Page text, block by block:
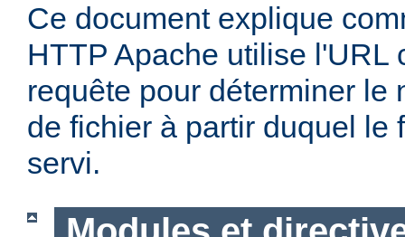
Ce document explique
HTTP Apache utilise l'URL
requête pour déterminer le
de fichier à partir duquel le
servi.